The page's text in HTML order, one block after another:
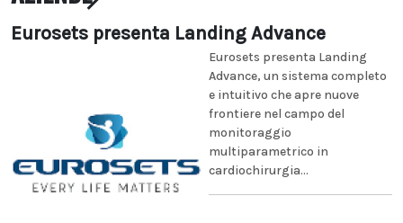
Eurosets presenta Landing Advance
Eurosets presenta Landing
Advance, un sistema completo
e intuitivo che apre nuove
frontiere nel campo del
monitoraggio
multiparametrico in
cardiochirurgia...